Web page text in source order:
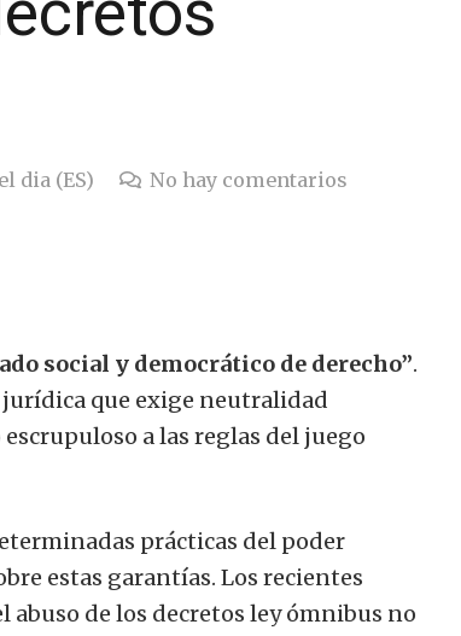
dia (ES) No hay comentarios
social y democrático de derecho”.
que exige neutralidad
a las reglas del juego
prácticas del poder
estas garantías. Los recientes
abuso de los decretos ley ómnibus no